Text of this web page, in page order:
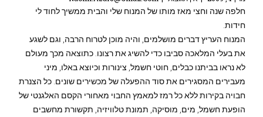
חלפה שנה וחצי מאז מותו של המנוח שלי והבית ממשיך לחוד לי
חידות.
המנוח העריץ דברים מושלמים, והיה מוכן לטרוח הרבה, וגם לשגע
את בעלי המלאכה סביבו כדי להשיג את רצונו. כתוצאה מכך מעולם
לא נראו בביתנו כבלים, חוטי חשמל, צינורות וכיוצא באלו, מיני
מעבירים המסגירים את סוד ההפעלה של מכשירים שונים. כל הצנרת
חבויה בקירות ללא כל רמז למאמץ החבוי מאחורי הקסם האלגנטי של
הופעת חשמל, מים, מוסיקה, תמונת טלוויזיה, תקשורת מחשבים